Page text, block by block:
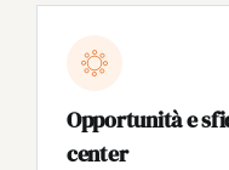
Opportunità e
center